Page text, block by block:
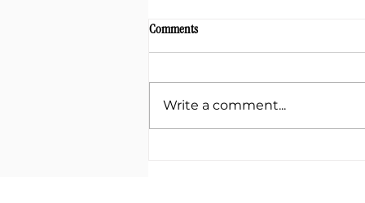
Comments
Write a comment...